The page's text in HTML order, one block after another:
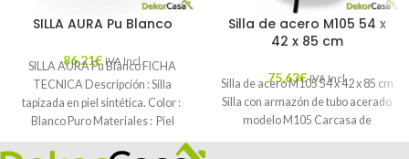
SILLA AURA Pu Blanco
86,21€ IVA Incl.
SILLA AURA Pu Blanco FICHA
TECNICA Descripción : Silla
tapizada en piel sintética. Color :
Blanco Puro Materiales : Piel
Silla de acero M105 54 x
42 x 85 cm
75,63€ IVA Incl.
Silla de acero M105 54 x 42 x 85 cm
Silla con armazón de tubo acerado
modelo M105 Carcasa de